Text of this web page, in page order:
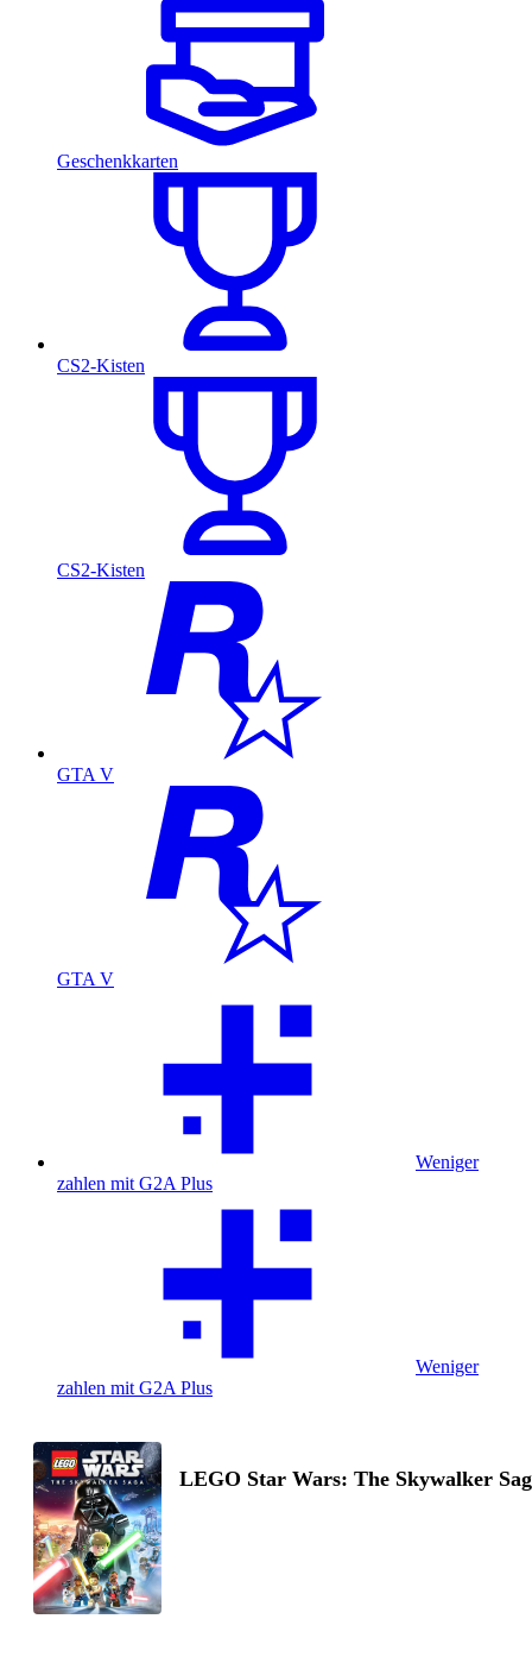
Geschenkkarten
CS2-Kisten
CS2-Kisten
GTA V
GTA V
Weniger
zahlen mit G2A Plus
Weniger
zahlen mit G2A Plus
LEGO Star Wars: The Skywalker